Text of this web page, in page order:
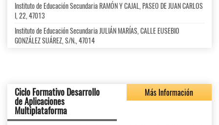
Instituto de Educación Secundaria RAMÓN Y CAJAL, PASEO DE JUAN CARLOS
I, 22, 47013
Instituto de Educación Secundaria JULIÁN MARÍAS, CALLE EUSEBIO
GONZÁLEZ SUÁREZ, S/N., 47014
Ciclo Formativo Desarrollo
de Aplicaciones
Multiplataforma
Más Información